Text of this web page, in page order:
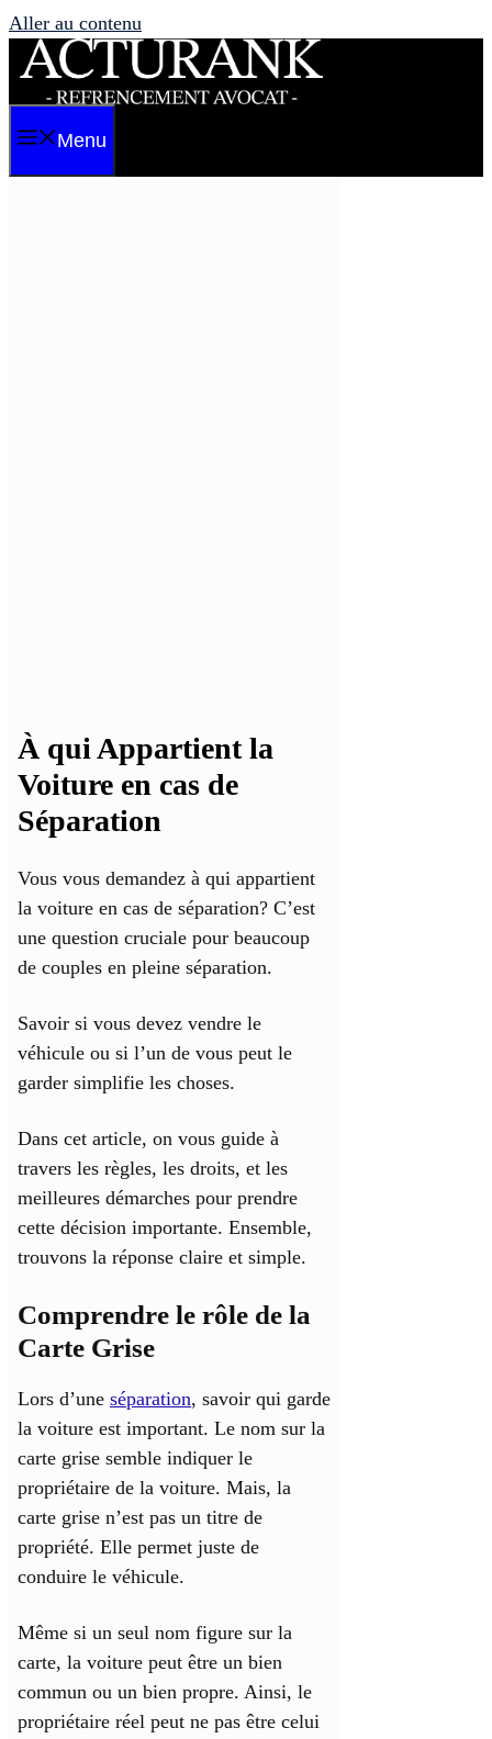
Aller au contenu
Menu
À qui Appartient la
Voiture en cas de
Séparation
Vous vous demandez à qui appartient
la voiture en cas de séparation? C’est
une question cruciale pour beaucoup
de couples en pleine séparation.
Savoir si vous devez vendre le
véhicule ou si l’un de vous peut le
garder simplifie les choses.
Dans cet article, on vous guide à
travers les règles, les droits, et les
meilleures démarches pour prendre
cette décision importante. Ensemble,
trouvons la réponse claire et simple.
Comprendre le rôle de la
Carte Grise
Lors d’une séparation, savoir qui garde
la voiture est important. Le nom sur la
carte grise semble indiquer le
propriétaire de la voiture. Mais, la
carte grise n’est pas un titre de
propriété. Elle permet juste de
conduire le véhicule.
Même si un seul nom figure sur la
carte, la voiture peut être un bien
commun ou un bien propre. Ainsi, le
propriétaire réel peut ne pas être celui